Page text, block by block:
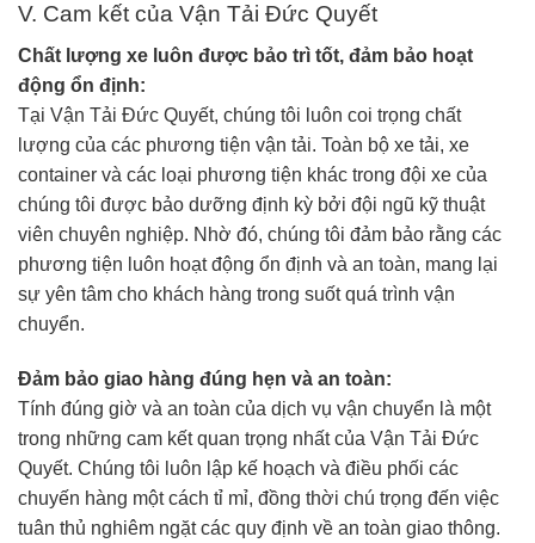
V. Cam kết của Vận Tải Đức Quyết
Chất lượng xe luôn được bảo trì tốt, đảm bảo hoạt
động ổn định:
Tại Vận Tải Đức Quyết, chúng tôi luôn coi trọng chất
lượng của các phương tiện vận tải. Toàn bộ xe tải, xe
container và các loại phương tiện khác trong đội xe của
chúng tôi được bảo dưỡng định kỳ bởi đội ngũ kỹ thuật
viên chuyên nghiệp. Nhờ đó, chúng tôi đảm bảo rằng các
phương tiện luôn hoạt động ổn định và an toàn, mang lại
sự yên tâm cho khách hàng trong suốt quá trình vận
chuyển.
Đảm bảo giao hàng đúng hẹn và an toàn:
Tính đúng giờ và an toàn của dịch vụ vận chuyển là một
trong những cam kết quan trọng nhất của Vận Tải Đức
Quyết. Chúng tôi luôn lập kế hoạch và điều phối các
chuyến hàng một cách tỉ mỉ, đồng thời chú trọng đến việc
tuân thủ nghiêm ngặt các quy định về an toàn giao thông.